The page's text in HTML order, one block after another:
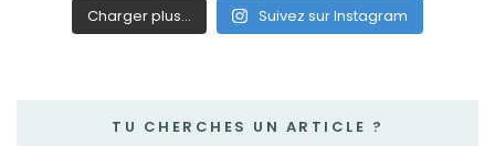
Charger plus… Suivez sur Instagram
TU CHERCHES UN ARTICLE ?